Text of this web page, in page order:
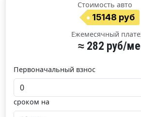
Стоимость авто
15148 руб
Ежемесячный
≈ 282 руб/
Первоначальный взнос
сроком на